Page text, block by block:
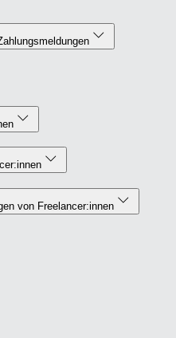
von Freelancer:innen